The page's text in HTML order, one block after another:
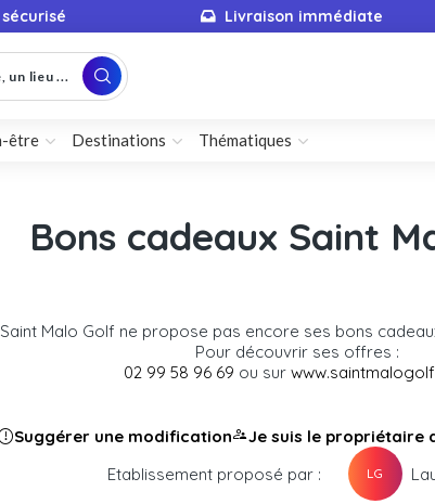
Livraison immédiate
un lieu ...
être Destinations Thématiques
Bons cadeaux Saint
Saint Malo Golf ne propose pas encore ses bons
Pour découvrir ses offres :
02 99 58 96 69 ou sur
Suggérer une modification
Je suis le propriétaire
Etablissement proposé par :
LG